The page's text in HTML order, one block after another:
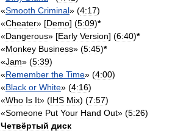
«Smooth Criminal» (4:17)
«Cheater» [Demo] (5:09)*
«Dangerous» [Early Version] (6:40)*
«Monkey Business» (5:45)*
«Jam» (5:39)
«Remember the Time» (4:00)
«Black or White» (4:16)
«Who Is It» (IHS Mix) (7:57)
«Someone Put Your Hand Out» (5:26)
Четвёртый диск